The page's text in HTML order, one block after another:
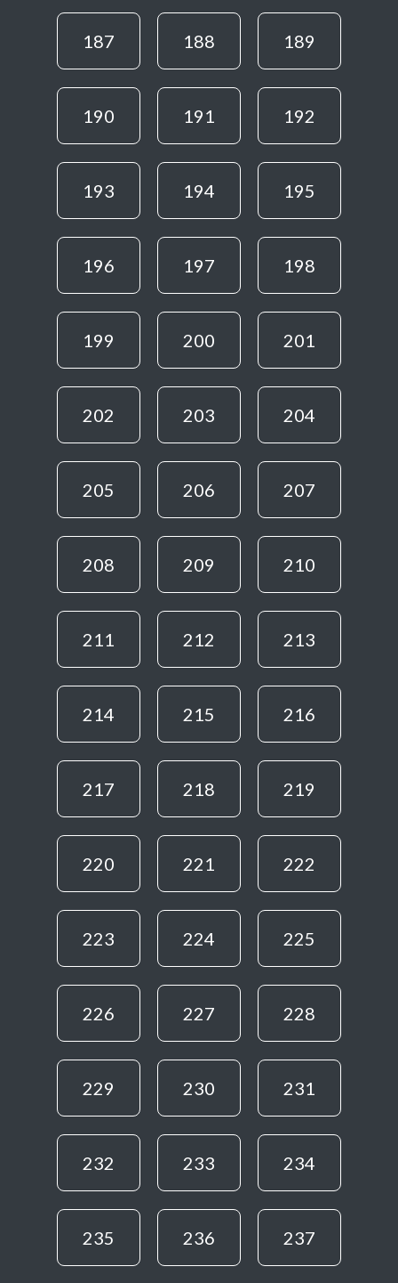
187 188 189
190 191 192
193 194 195
196 197 198
199 200 201
202 203 204
205 206 207
208 209 210
211 212 213
214 215 216
217 218 219
220 221 222
223 224 225
226 227 228
229 230 231
232 233 234
235 236 237